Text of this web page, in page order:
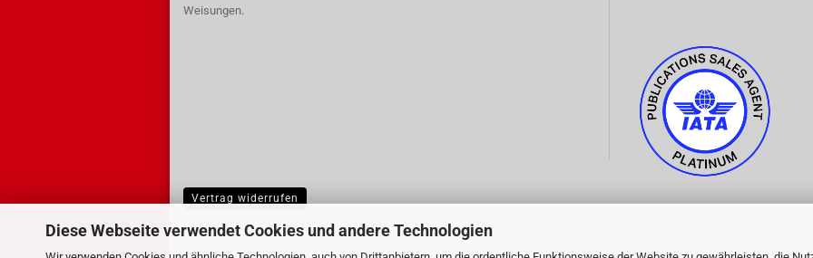
Diese Webseite verwendet Cookies und andere Technologien
Weisungen.
Vertrag widerrufen